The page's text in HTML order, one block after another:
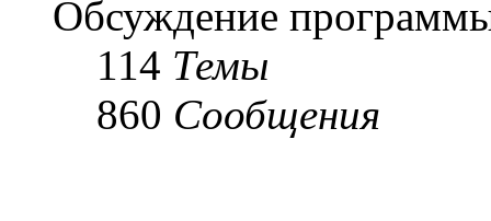
Обсуждение
114 Темы
860 Сообщения